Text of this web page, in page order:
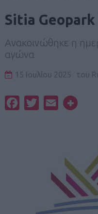
Sitia Geopark
Ανακοινώθηκε η
αγώνα
15 Ιουλίου 2025 του
FacebookTwitterEmail